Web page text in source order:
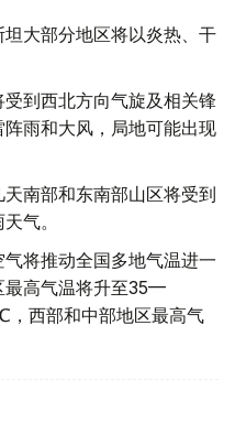
大部分地区将以炎热、干
到西北方向气旋及相关锋
雨和大风，局地可能出现
南部和东南部山区将受到
气。
将推动全国多地气温进一
最高气温将升至35—
西部和中部地区最高气